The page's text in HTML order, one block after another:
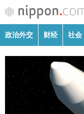
政治外交
政治外交 财经 社会